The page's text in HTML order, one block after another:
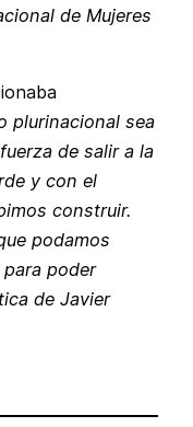
de Mujeres
plurinacional sea
de salir a la
y con el
construir.
podamos
poder
de Javier